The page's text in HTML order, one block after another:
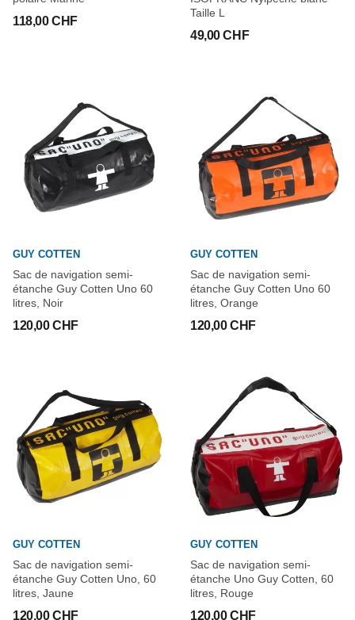
118,00 CHF
Taille L
49,00 CHF
GUY COTTEN
Sac de navigation semi-
étanche Guy Cotten Uno 60
litres, Noir
120,00 CHF
GUY COTTEN
Sac de navigation semi-
étanche Guy Cotten Uno 60
litres, Orange
120,00 CHF
GUY COTTEN
Sac de navigation semi-
étanche Guy Cotten Uno, 60
litres, Jaune
120,00 CHF
GUY COTTEN
Sac de navigation semi-
étanche Uno Guy Cotten, 60
litres, Rouge
120,00 CHF